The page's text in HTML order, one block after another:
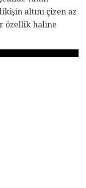
altını çizen az
özellik haline